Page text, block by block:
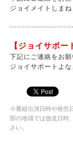
ジョイメイトしま
【ジョイサポー
下記にご連絡をお願
ジョイサポートよ
※番組出演日時や発売
部の地域では放送日時
さい。